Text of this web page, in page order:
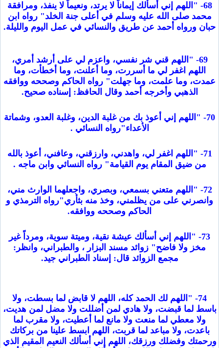
68- "اللهم إني أسألك إيماناً لا يرتد، ونعيماً لا ينفذ، ومرافقة
محمد صلى الله عليه وسلم في أعلى جنة الخلد" رواه ابن
حبان ورواه أحمد عن طريق والنسائي في عمل اليوم والليلة.
69- "اللهم قني شر نفسي، واعزم لي على أرشد أمري،
اللهم اغفر لي ما أسررت، وما أعلنت، وما أخطأت، وما
عمدت، وما علمت، وما جهلت" رواه الحاكم وصححه ووافقه
الذهبي وأخرجه أحمد وقال الحافظ: إسناده صحيح.
70- "اللهم إني أعوذ بك من غلبة الدين، وغلبة العدو، وشماتة
الأعداء"رواه النسائي .
71- "اللهم اغفر لي، واهدني، وارزقني، وعافني، أعوذ بالله
من ضيق المقام يوم القيامة" رواه النسائي وابن ماجه .
72- "اللهم متعني بسمعي، وبصري، واجعلهما الوارث مني،
وانصرني على من يظلمني، وخذ منه بثأري"رواه الترمذي و
الحاكم وصححه ووافقه.
73- "اللهم إني أسألك عيشة نقية، وميتة سوية، ومرداً غير
مخز ولا فاضح" زوائد مسند البزار ، والطبراني، وانظر:
مجمع الزوائد قال: إسناد الطبراني جيد.
74- "اللهم لك الحمد كله، اللهم لا قابض لما بسطت، ولا
باسط لما قبضت، ولا هادي لمن أضللت ولا مضل لمن هديت،
ولا معطي لما منعت ولا مانع لما أعطيت، ولا مقرب لما
باعدت، ولا مباعد لما قربت، اللهم ابسط علينا من بركاتك
ورحمتك وفضلك ورزقك، اللهم إني أسألك النعيم المقيم الذي